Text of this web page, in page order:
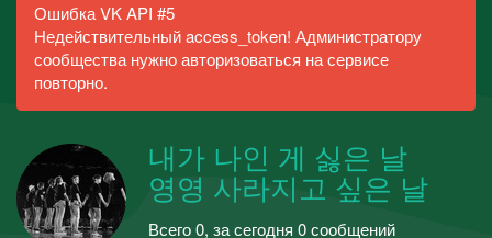
Ошибка VK API #5
Недействительный access_token! Администратору
сообщества нужно авторизоваться на сервисе
повторно.
내가 나인 게 싫은 날
영영 사라지고 싶은 날
Всего 0, за сегодня 0 сообщений